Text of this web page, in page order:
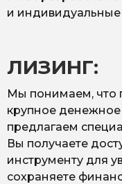
и индивидуальные
ЛИЗИНГ:
Мы понимаем, что
крупное
предлагаем
Вы получаете
инструменту для
сохраняете